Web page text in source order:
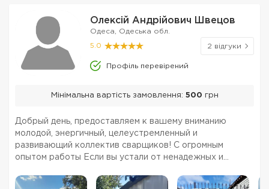
Олексій Андрійович Швецов
Одеса, Одеська обл.
5.0 2 відгуки
Профіль перевірений
Мінімальна вартість замовлення: 500 грн
Добрый день, предоставляем к вашему вниманию
молодой, энергичный, целеустремленный и
развивающий коллектив сварщиков! С огромным
опытом работы Если вы устали от ненадежных и
на репутацию и дорожим каждым клиентом. Выполняем